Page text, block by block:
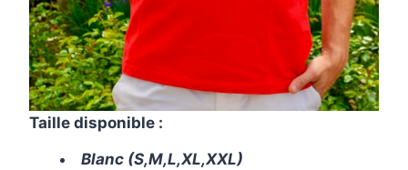
Taille disponible :
Blanc (S,M,L,XL,XXL)